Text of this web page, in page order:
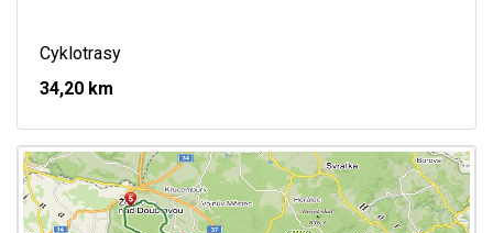
Cyklotrasy
34,20 km